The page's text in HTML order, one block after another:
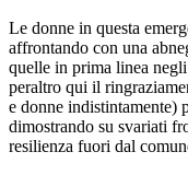
Le donne in questa
affrontando con una
quelle in prima linea
peraltro qui il
e donne indistintamente)
dimostrando su svariati
resilienza fuori dal